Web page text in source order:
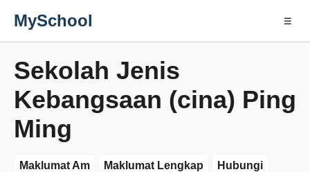
MySchool ☰
Sekolah Jenis
Kebangsaan (cina) Ping
Ming
Maklumat Am Maklumat Lengkap Hubungi